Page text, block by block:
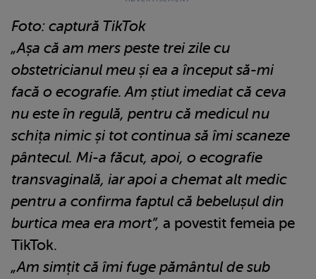
Foto: captură TikTok
„Așa că am mers peste trei zile cu
obstetricianul meu și ea a început să-mi
facă o ecografie. Am știut imediat că ceva
nu este în regulă, pentru că medicul nu
schița nimic și tot continua să îmi scaneze
pântecul. Mi-a făcut, apoi, o ecografie
transvaginală, iar apoi a chemat alt medic
pentru a confirma faptul că bebelușul din
burtica mea era mort”, a povestit femeia pe
TikTok.
„Am simțit că îmi fuge pământul de sub